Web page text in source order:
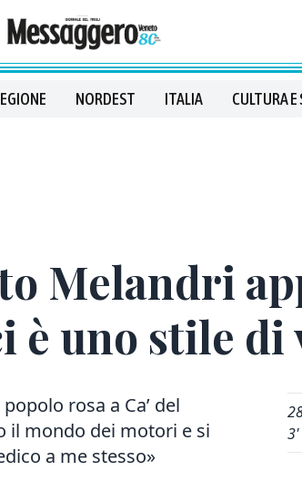
NORDEST ITALIA CULTURA
Melandri
è uno stile di
rosa a Ca’ del
il mondo dei motori e si
a me stesso»
3'